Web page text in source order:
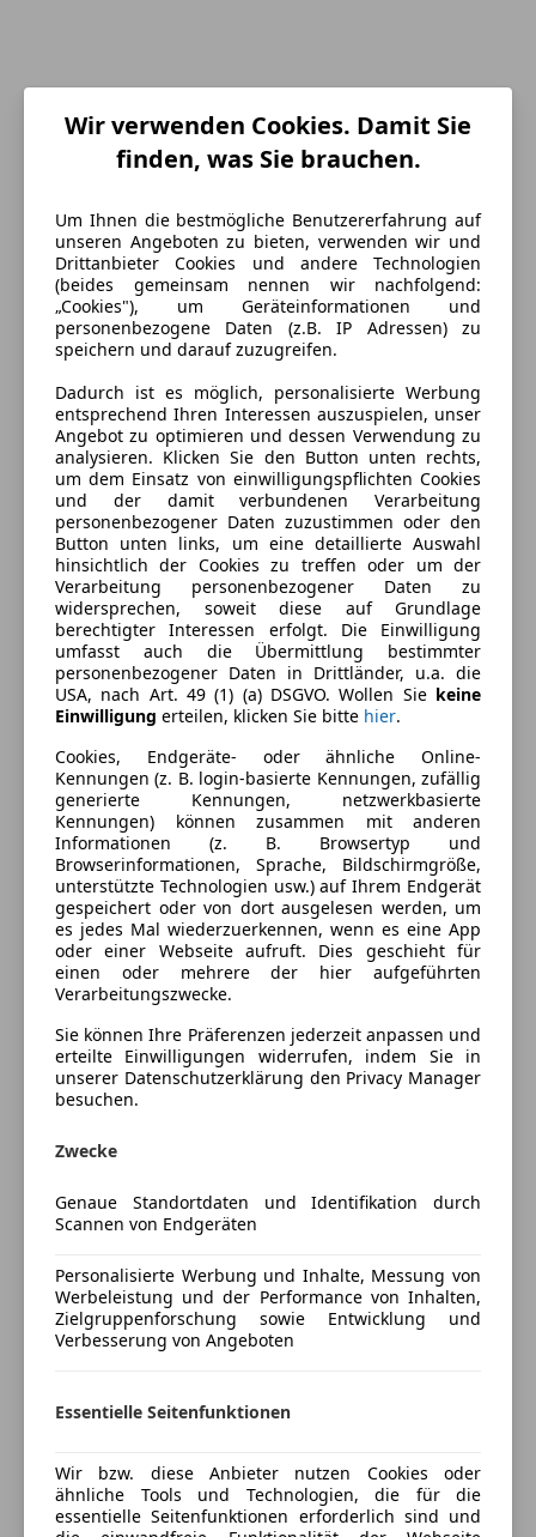
Energieverbrauch
Schadstoffklasse
Euro 6d
Anderer Energieträger
Strom
CO₂-Emissionen
28 g/km (komb.)
Ausstattung
Komfort
Armlehne
Elektrische Fensterheber
Elektrische Seitenspiegel
Klimaautomatik
Lichtsensor
Multifunktionslenkrad
Navigationssystem
Tempomat
Bordcomputer
Sicherheit
ABS
ESP
Fahrerairbag
Isofix
Reifendruckkontrollsystem
Servolenkung
Tagfahrlicht
Wegfahrsperre
Zentralverriegelung
Extras
Mehr anzeigen
Farbe und Innenausstattung
Außenfarbe
Weiß
Farbe laut Hersteller
Blanc Glacier Weiß
Lackierung
Metallic
Fahrzeugbeschreibung
Sonderausstattung:
· Connected Services
· Einparkhilfe hinten
· Einparkhilfe vorne
· Lederlenkrad
· Lenkrad beheizbar
· Nebelscheinwerfer
· Sitzheizung vorne
· Stoffpolsterung
· Winter-Paket Vordersitze beheizbar Lenkrad
Remo Sixta - Tel: + 43 699 / 131 00 528 oder per E-Mail:
remo.sixta@meisinger.at
Ahmet Ilgün - Tel: +43 699 / 131 00 573 oder per E-
Zögern Sie nicht unser Verkaufsteam zu
kontaktieren, wenn Sie noch Fragen zu dem Fahrzeug
haben. Wir freuen uns für Sie da zu sein und beraten
Mehr anzeigen
Mehr anzeigen
Versicherung
Kfz-Versicherung
Versicherungsschutz an Ihre Bedürfnisse
Freischaden-Gutschein ab Stufe 0
Auto einfach online versichern & Rabatt holen
Wir verwenden Cookies. Damit Sie
finden, was Sie brauchen.
Um Ihnen die bestmögliche Benutzererfahrung auf
unseren Angeboten zu bieten, verwenden wir und
Drittanbieter Cookies und andere Technologien
(beides gemeinsam nennen wir nachfolgend:
„Cookies"), um Geräteinformationen und
personenbezogene Daten (z.B. IP Adressen) zu
speichern und darauf zuzugreifen.
Dadurch ist es möglich, personalisierte Werbung
entsprechend Ihren Interessen auszuspielen, unser
Angebot zu optimieren und dessen Verwendung zu
analysieren. Klicken Sie den Button unten rechts,
um dem Einsatz von einwilligungspflichten Cookies
und der damit verbundenen Verarbeitung
personenbezogener Daten zuzustimmen oder den
Button unten links, um eine detaillierte Auswahl
hinsichtlich der Cookies zu treffen oder um der
Verarbeitung personenbezogener Daten zu
widersprechen, soweit diese auf Grundlage
berechtigter Interessen erfolgt. Die Einwilligung
umfasst auch die Übermittlung bestimmter
personenbezogener Daten in Drittländer, u.a. die
USA, nach Art. 49 (1) (a) DSGVO. Wollen Sie keine
Einwilligung erteilen, klicken Sie bitte hier.
Cookies, Endgeräte- oder ähnliche Online-
Kennungen (z. B. login-basierte Kennungen, zufällig
generierte Kennungen, netzwerkbasierte
Kennungen) können zusammen mit anderen
Informationen (z. B. Browsertyp und
Browserinformationen, Sprache, Bildschirmgröße,
unterstützte Technologien usw.) auf Ihrem Endgerät
gespeichert oder von dort ausgelesen werden, um
es jedes Mal wiederzuerkennen, wenn es eine App
oder einer Webseite aufruft. Dies geschieht für
einen oder mehrere der hier aufgeführten
Verarbeitungszwecke.
Sie können Ihre Präferenzen jederzeit anpassen und
erteilte Einwilligungen widerrufen, indem Sie in
unserer Datenschutzerklärung den Privacy Manager
besuchen.
Zwecke
Genaue Standortdaten und Identifikation durch
Scannen von Endgeräten
Personalisierte Werbung und Inhalte, Messung von
Werbeleistung und der Performance von Inhalten,
Zielgruppenforschung sowie Entwicklung und
Verbesserung von Angeboten
Essentielle Seitenfunktionen
Wir bzw. diese Anbieter nutzen Cookies oder
ähnliche Tools und Technologien, die für die
essentielle Seitenfunktionen erforderlich sind und